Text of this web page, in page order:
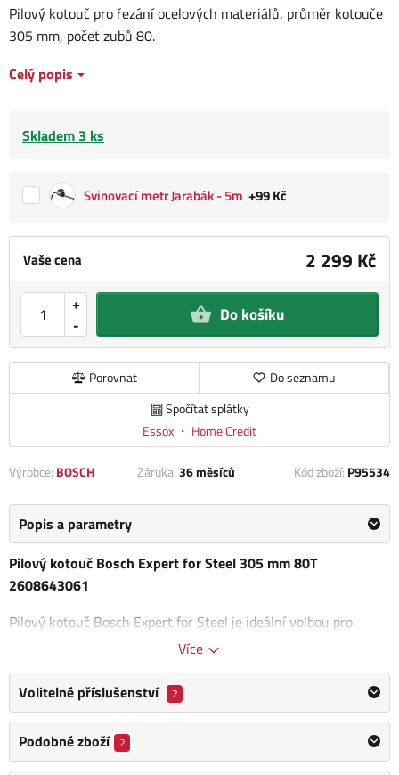
Vaše cena 2 299 Kč
-
+ Do košíku
Porovnat
Do seznamu
Spočítat splátky
Essox ・ Home Credit
Pilový kotouč pro řezání ocelových materiálů, průměr kotouče
305 mm, počet zubů 80.
Celý popis
Skladem 3 ks
Svinovací metr Jarabák - 5m +99 Kč
Výrobce: BOSCH Záruka:36 měsíců Kód zboží: P95534
Popis a parametry
Pilový kotouč Bosch Expert for Steel 305 mm 80T
2608643061
Pilový kotouč Bosch Expert for Steel je ideální volbou pro
každého, kdo potřebuje řezat ocel Díky
Kotouč je vybavenextra tvrdými zuby MicroteQ
, které Bosch
vyrábí z velmi odolných zrn ze slinutého karbidu – to zajišťuje
vysokou výkonnost a dlouhou životnost.
ProteQtionchrání pilový kotouč před korozí a zároveň snižuje
Více
Volitelné příslušenství 2
Podobné zboží 2